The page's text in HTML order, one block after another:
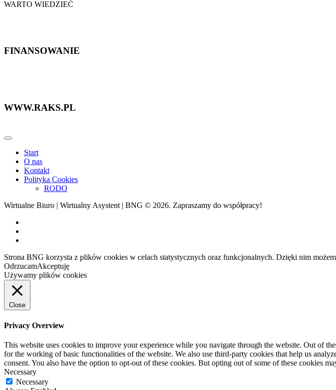
WARTO WIEDZIEĆ
FINANSOWANIE
WWW.RAKS.PL
Start
O nas
Kontakt
Polityka Cookies
RODO
Wirtualne Biuro | Wirtualny Asystent | BNG © 2026. Zapraszamy do współpracy!
Strona BNG korzysta z plików cookies w celach statystycznych oraz funkcjonalnych. Dzięki nim
OdrzucamAkceptuję
Używamy plików cookies
Close
Privacy Overview
This website uses cookies to improve your experience while you navigate through the website. Out of
for the working of basic functionalities of the website. We also use third-party cookies that help us
consent. You also have the option to opt-out of these cookies. But opting out of some of these cookies
Necessary
Necessary